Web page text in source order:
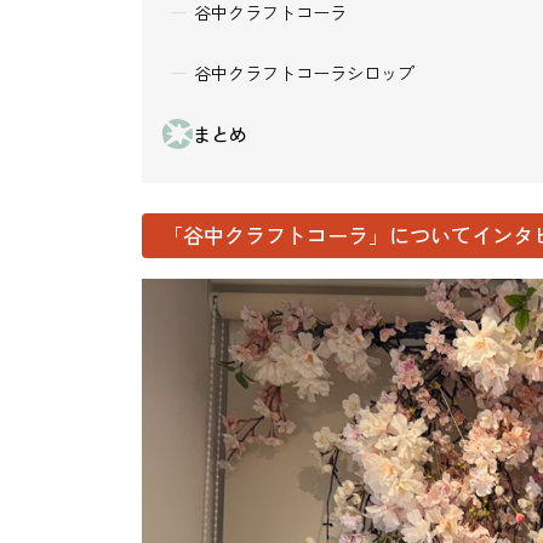
谷中クラフトコーラ
谷中クラフトコーラシロップ
まとめ
「谷中クラフトコーラ」についてインタ